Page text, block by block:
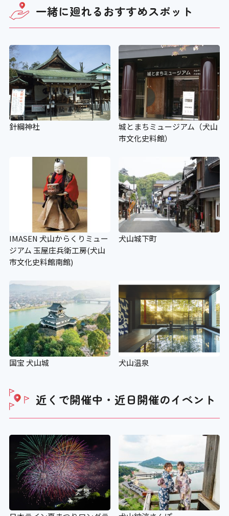
×
階段手すり点字シート
×
視覚障がい者誘導用ブロック
×
一緒に廻れるおすすめスポット
針綱神社
城とまちミュージアム（犬山
市文化史料館）
IMASEN 犬山からくりミュー
ジアム 玉屋庄兵衛工房(犬山
市文化史料館南館)
犬山城下町
国宝 犬山城 犬山温泉
近くで開催中・近日開催のイベント